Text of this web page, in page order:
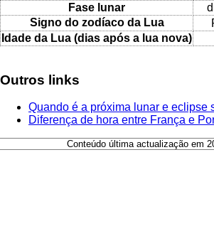
Fase lunar
Signo do zodíaco da Lua
Idade da Lua (dias após a lua nova)
Outros links
Quando é a próxima lunar e eclipse
Diferença de hora entre França e
Conteúdo última actualização em